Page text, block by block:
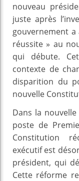
nouveau
juste après
gouvernement
réussite » au
qui débute.
contexte de
disparition du
nouvelle
Dans la
poste de
Constitution
exécutif est
président, qui
Cette réforme